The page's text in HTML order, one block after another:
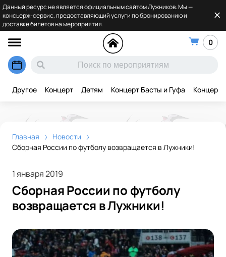
Данный ресурс не является официальным сайтом Лужников. Мы —
консьерж-сервис, предоставляющий услуги по бронированию и
доставке билетов на мероприятия.
0
Другое Концерт Детям Концерт Басты и Гуфа Концерт
Главная
Новости
Сборная России по футболу возвращается в Лужники!
1 января 2019
Сборная России по футболу
возвращается в Лужники!